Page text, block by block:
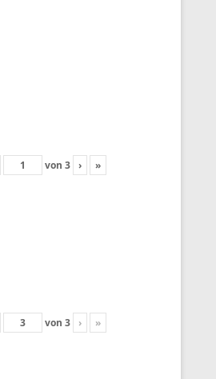
von 3 › »
von 3 › »